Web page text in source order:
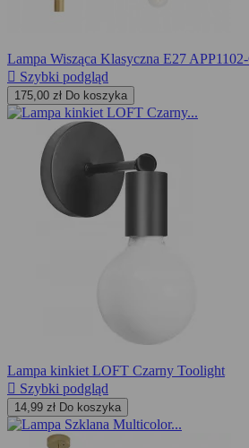
Lampa Wisząca Klasyczna E27
 Szybki podgląd
175,00 zł Do koszyka
Lampa kinkiet LOFT Czarny Toolight
 Szybki podgląd
14,99 zł Do koszyka